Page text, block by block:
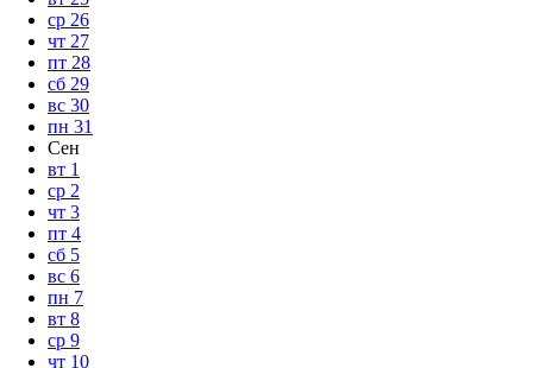
ср 26
чт 27
пт 28
сб 29
вс 30
пн 31
Сен
вт 1
ср 2
чт 3
пт 4
сб 5
вс 6
пн 7
вт 8
ср 9
чт 10